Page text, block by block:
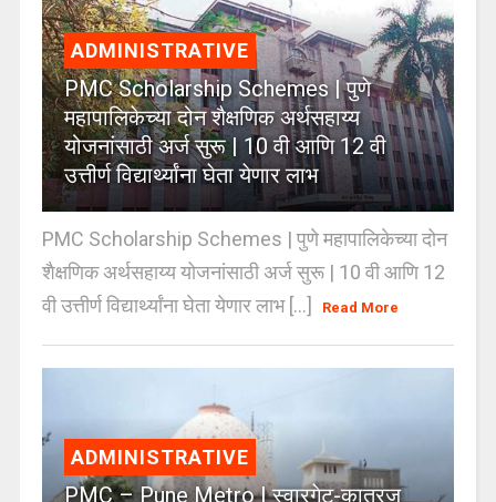
ADMINISTRATIVE
PMC Scholarship Schemes | पुणे
महापालिकेच्या दोन शैक्षणिक अर्थसहाय्य
योजनांसाठी अर्ज सुरू | 10 वी आणि 12 वी
उत्तीर्ण विद्यार्थ्यांना घेता येणार लाभ
PMC Scholarship Schemes | पुणे महापालिकेच्या दोन
शैक्षणिक अर्थसहाय्य योजनांसाठी अर्ज सुरू | 10 वी आणि 12
वी उत्तीर्ण विद्यार्थ्यांना घेता येणार लाभ [...]
Read More
ADMINISTRATIVE
PMC – Pune Metro | स्वारगेट-कात्रज